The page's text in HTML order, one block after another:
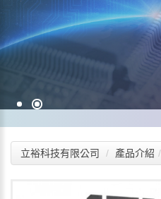
立裕科技有限公司 產品介紹